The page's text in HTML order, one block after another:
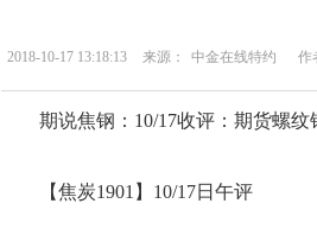
2018-10-17 13:18:13 来源： 中金在线特约 作
期说焦钢：10/17收评：期货螺纹
【焦炭1901】10/17日午评